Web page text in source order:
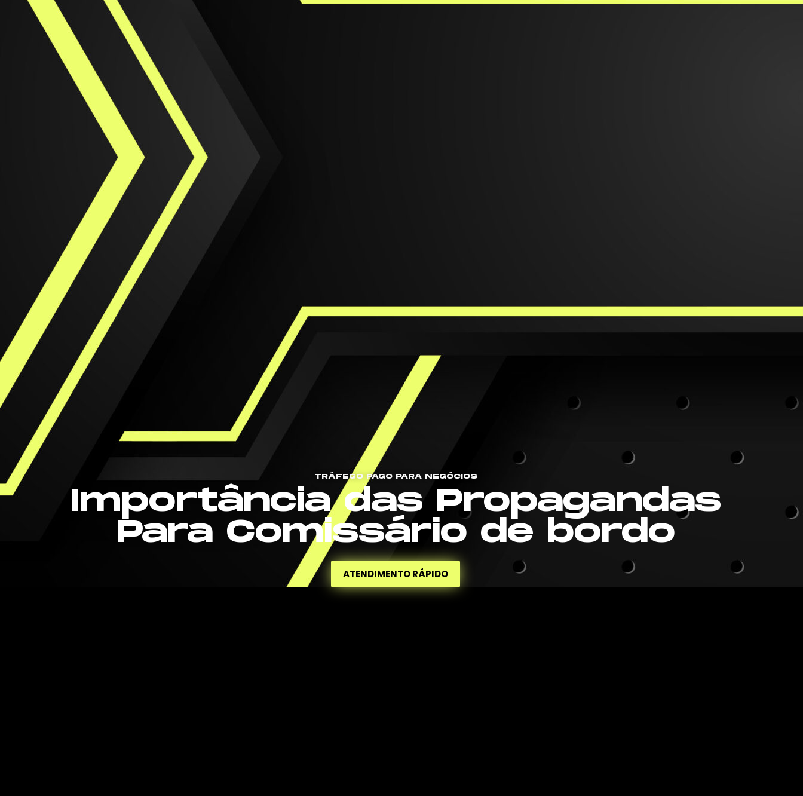
TRÁFEGO PAGO PARA NEGÓCIOS
Importância das Propagandas
Para Comissário de bordo
ATENDIMENTO RÁPIDO